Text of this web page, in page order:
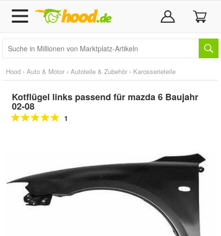
Hood › Auto & Motor › Autoteile & Zubehör › Karosserieteile
Kotflügel links passend für mazda 6 Baujahr
02-08
1